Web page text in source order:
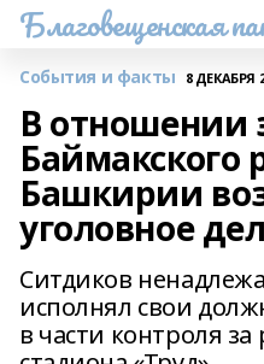
Благовещенская
События и факты 8 ДЕКАБРЯ
В отношении
Баймакского
Башкирии
уголовное
Ситдиков
исполнял свои
в части контроля